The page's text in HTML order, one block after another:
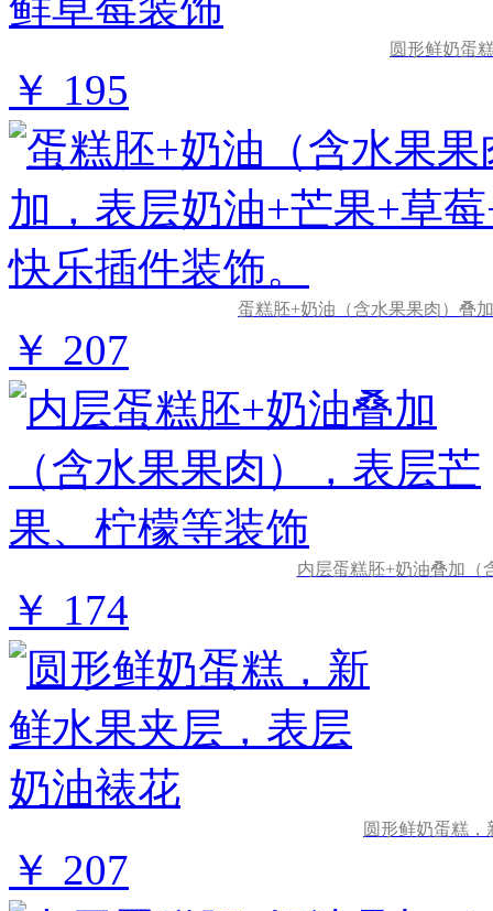
圆形鲜奶蛋
￥ 195
蛋糕胚+奶油（含水果果肉）叠
￥ 207
内层蛋糕胚+奶油叠加（
￥ 174
圆形鲜奶蛋糕
￥ 207